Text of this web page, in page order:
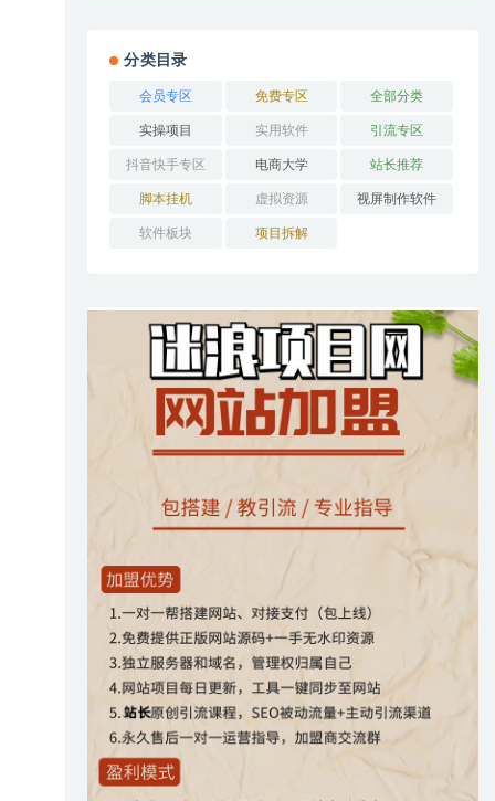
分类目录
会员专区 免费专区 全部分类
实操项目 实用软件 引流专区
抖音快手专区 电商大学 站长推荐
脚本挂机 虚拟资源 视屏制作软件
软件板块 项目拆解